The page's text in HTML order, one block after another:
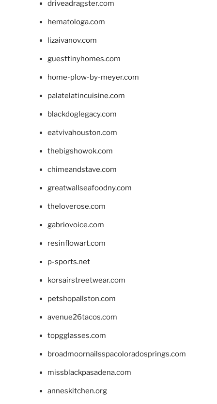
driveadragster.com
hematologa.com
lizaivanov.com
guesttinyhomes.com
home-plow-by-meyer.com
palatelatincuisine.com
blackdoglegacy.com
eatvivahouston.com
thebigshowok.com
chimeandstave.com
greatwallseafoodny.com
theloverose.com
gabriovoice.com
resinflowart.com
p-sports.net
korsairstreetwear.com
petshopallston.com
avenue26tacos.com
topgglasses.com
broadmoornailsspacoloradosprings.com
missblackpasadena.com
anneskitchen.org